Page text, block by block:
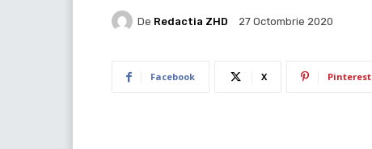
De Redactia ZHD 27 Octombrie 2020
Facebook X Pinterest